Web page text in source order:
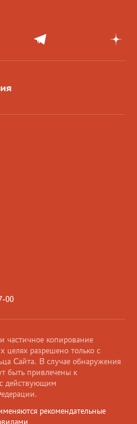
00
копирование
целях разрешено только с
Сайта. В случае обнаружения
быть привлечены к
с действующим
рекомендательные